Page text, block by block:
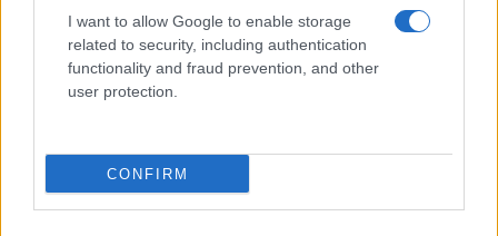
I want to allow Google to enable storage
related to security, including authentication
functionality and fraud prevention, and other
user protection.
CONFIRM